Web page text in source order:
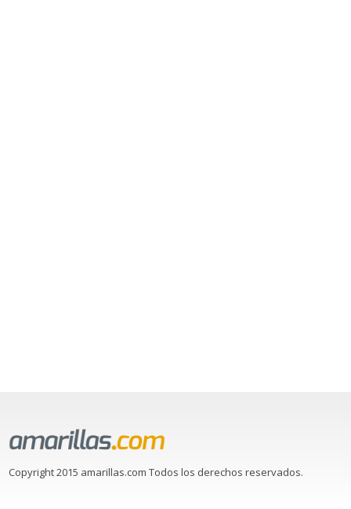
Copyright 2015 amarillas.com Todos los derechos reservados.